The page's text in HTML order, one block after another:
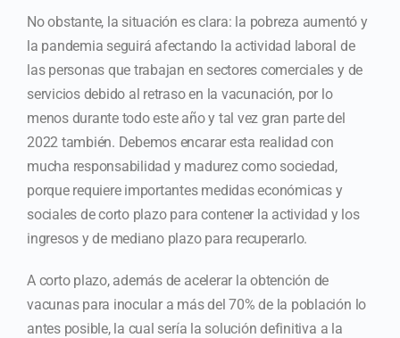
No obstante, la situación es clara: la pobreza aumentó y
la pandemia seguirá afectando la actividad laboral de
las personas que trabajan en sectores comerciales y de
servicios debido al retraso en la vacunación, por lo
menos durante todo este año y tal vez gran parte del
2022 también. Debemos encarar esta realidad con
mucha responsabilidad y madurez como sociedad,
porque requiere importantes medidas económicas y
sociales de corto plazo para contener la actividad y los
ingresos y de mediano plazo para recuperarlo.
A corto plazo, además de acelerar la obtención de
vacunas para inocular a más del 70% de la población lo
antes posible, la cual sería la solución definitiva a la